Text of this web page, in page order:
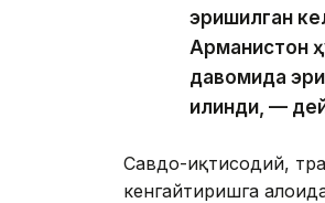
эришилган
Арманистон
давомида
қилинди, —
Савдо-иқтисодий,
кенгайтиришга